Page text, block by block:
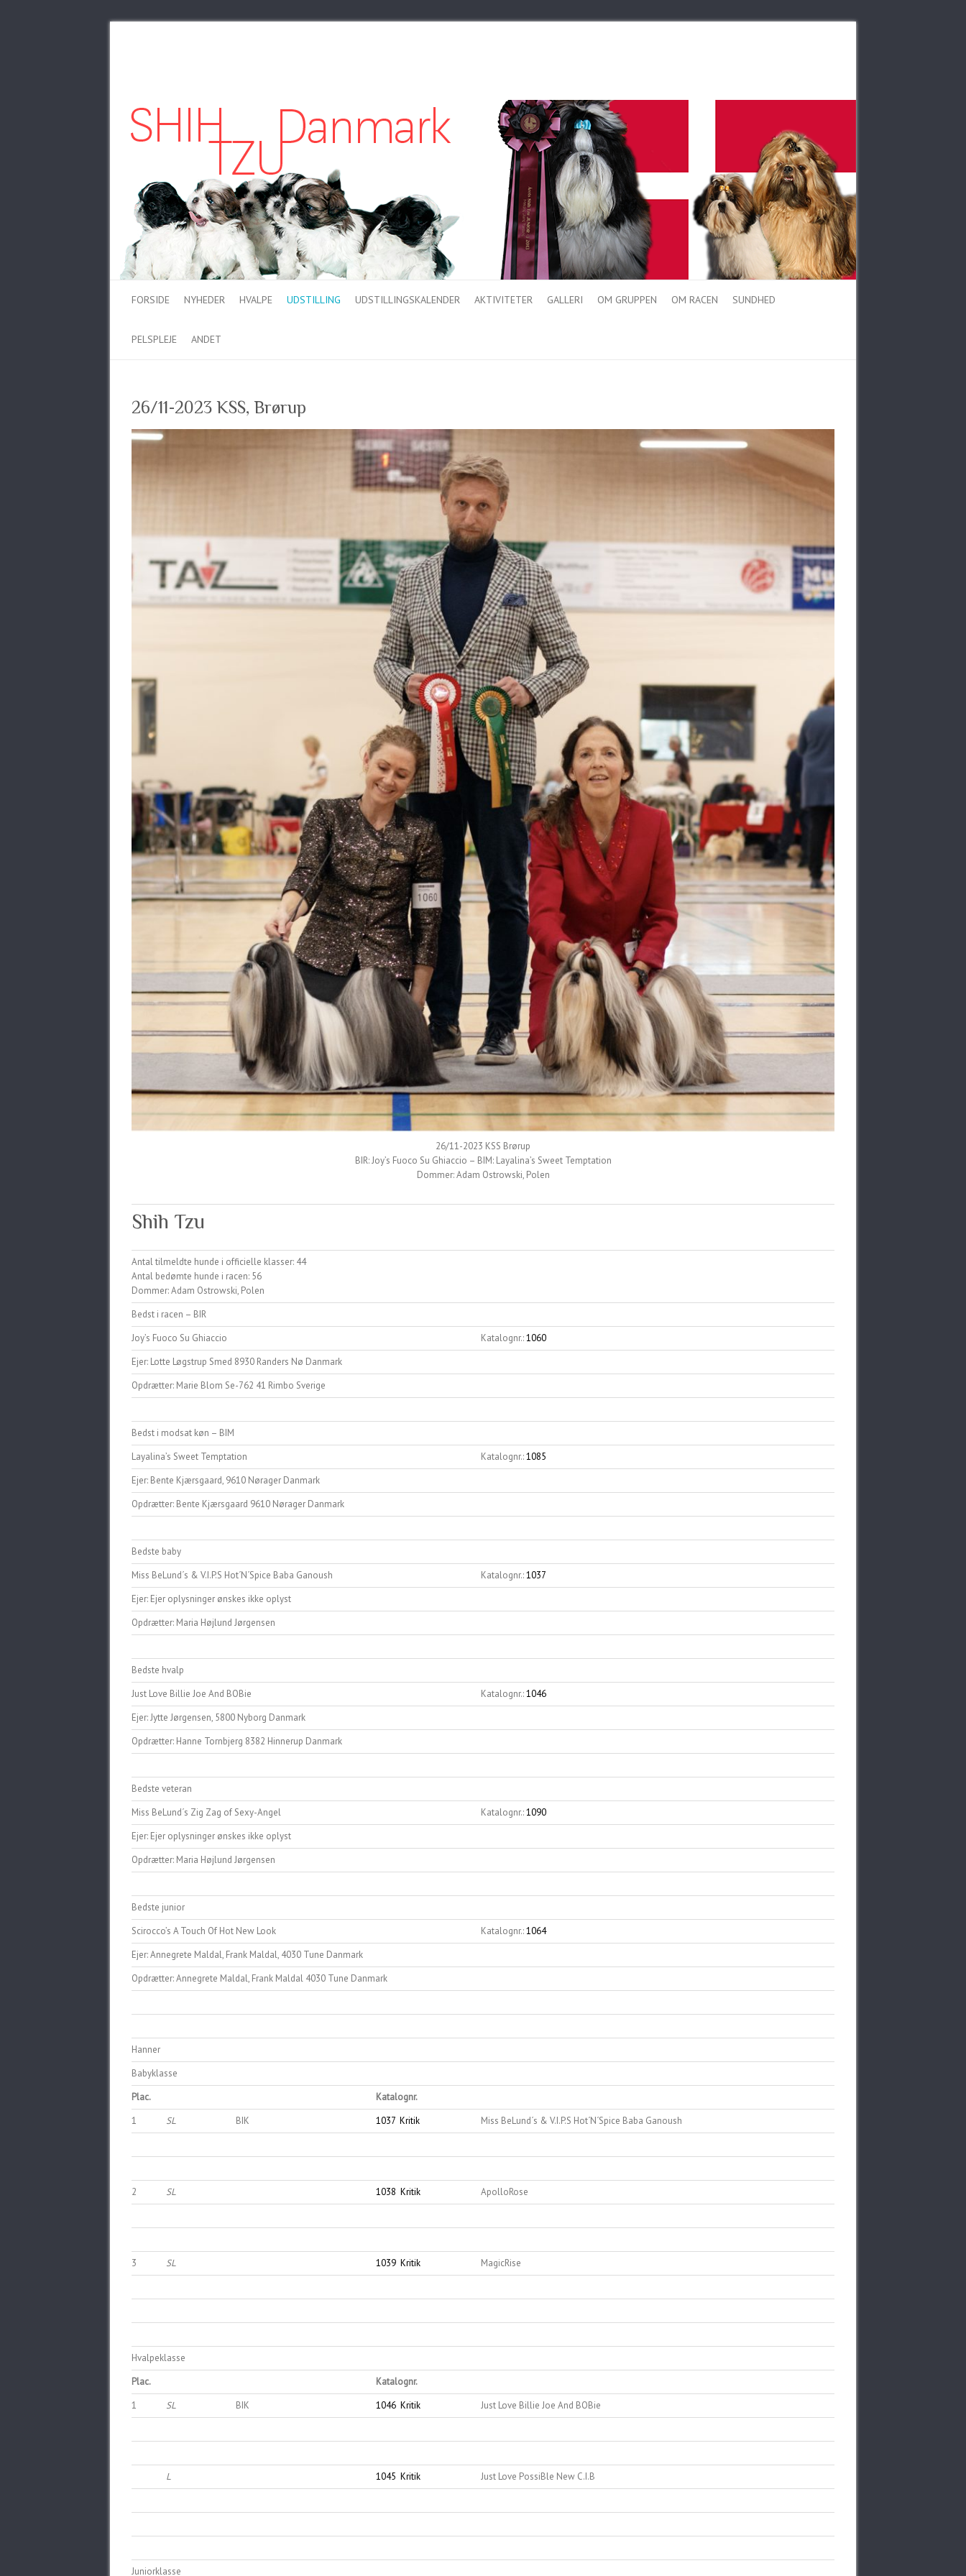
FORSIDE NYHEDER HVALPE UDSTILLING UDSTILLINGSKALENDER AKTIVITETER GALLERI OM GRUPPEN OM RACEN SUNDHED
PELSPLEJE ANDET
26/11-2023 KSS, Brørup
26/11-2023 KSS Brørup
BIR: Joy’s Fuoco Su Ghiaccio – BIM: Layalina’s Sweet Temptation
Dommer: Adam Ostrowski, Polen
Shih Tzu
Antal tilmeldte hunde i officielle klasser: 44
Antal bedømte hunde i racen: 56
Dommer: Adam Ostrowski, Polen
Bedst i racen – BIR
Joy’s Fuoco Su Ghiaccio
Katalognr.:1060
Ejer: Lotte Løgstrup Smed 8930 Randers Nø Danmark
Opdrætter: Marie Blom Se-762 41 Rimbo Sverige
Bedst i modsat køn – BIM
Layalina’s Sweet Temptation
Katalognr.:1085
Ejer: Bente Kjærsgaard, 9610 Nørager Danmark
Opdrætter: Bente Kjærsgaard 9610 Nørager Danmark
Bedste baby
Miss BeLund´s & V.I.P.S Hot´N´Spice Baba Ganoush
Katalognr.:1037
Ejer: Ejer oplysninger ønskes ikke oplyst
Opdrætter: Maria Højlund Jørgensen
Bedste hvalp
Just Love Billie Joe And BOBie
Katalognr.:1046
Ejer: Jytte Jørgensen, 5800 Nyborg Danmark
Opdrætter: Hanne Tornbjerg 8382 Hinnerup Danmark
Bedste veteran
Miss BeLund´s Zig Zag of Sexy-Angel
Katalognr.:1090
Ejer: Ejer oplysninger ønskes ikke oplyst
Opdrætter: Maria Højlund Jørgensen
Bedste junior
Scirocco’s A Touch Of Hot New Look
Katalognr.:1064
Ejer: Annegrete Maldal, Frank Maldal, 4030 Tune Danmark
Opdrætter: Annegrete Maldal, Frank Maldal 4030 Tune Danmark
Hanner
Babyklasse
Plac.
Katalognr.
1
SL BIK 1037 Kritik Miss BeLund´s & V.I.P.S Hot´N´Spice Baba Ganoush
2 SL 1038 Kritik ApolloRose
3 SL 1039 Kritik MagicRise
Hvalpeklasse
Plac.
Katalognr.
1
SL BIK 1046 Kritik Just Love Billie Joe And BOBie
L 1045 Kritik Just Love PossiBle New C.I.B
Juniorklasse